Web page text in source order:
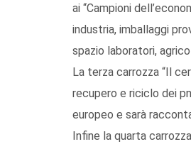
ai “Campioni
industria, imballaggi
spazio laboratori,
La terza carrozza “Il
recupero e riciclo dei
europeo e sarà
Infine la quarta